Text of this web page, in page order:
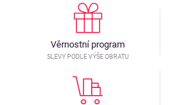
Věrnostní program
SLEVY PODLE VÝŠE OBRATU